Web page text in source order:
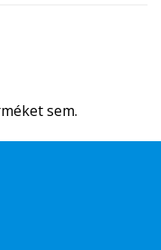
sem.